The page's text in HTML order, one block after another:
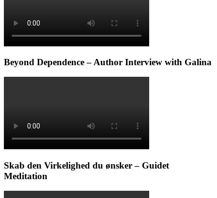
Beyond Dependence – Author Interview with Galina
Skab den Virkelighed du ønsker – Guidet
Meditation